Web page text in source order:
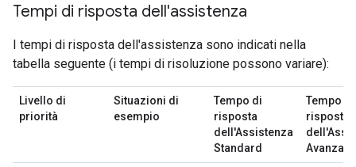
Tempi di risposta dell'assistenza
I tempi di risposta dell'assistenza sono indicati nella
tabella seguente (i tempi di risoluzione possono variare):
Livello di
priorità
Situazioni di
esempio
Tempo di
risposta
dell'Assistenza
Standard
Tempo di
risposta
Avanzata